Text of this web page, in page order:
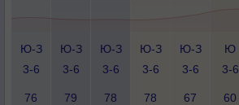
Ю-З
3-6
Ю-З
3-6
Ю-З
3-6
Ю-З
3-6
Ю-З
3-6
Ю
3-6
76 79 78 78 67 60